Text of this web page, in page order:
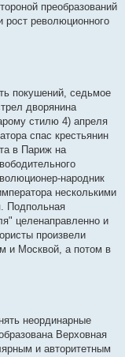
преобразований
рост революционного
покушений, седьмое
дворянина
стилю 4) апреля
спас крестьянин
в Париж на
народник
несколькими
Подпольная
целенаправленно и
произвели
и Москвой, а потом в
неординарные
Верховная
и авторитетным